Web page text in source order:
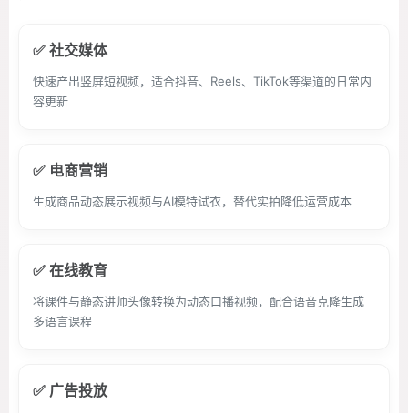
✅ 社交媒体
快速产出竖屏短视频，适合抖音、Reels、TikTok等渠道的日常内
容更新
✅ 电商营销
生成商品动态展示视频与AI模特试衣，替代实拍降低运营成本
✅ 在线教育
将课件与静态讲师头像转换为动态口播视频，配合语音克隆生成
多语言课程
✅ 广告投放